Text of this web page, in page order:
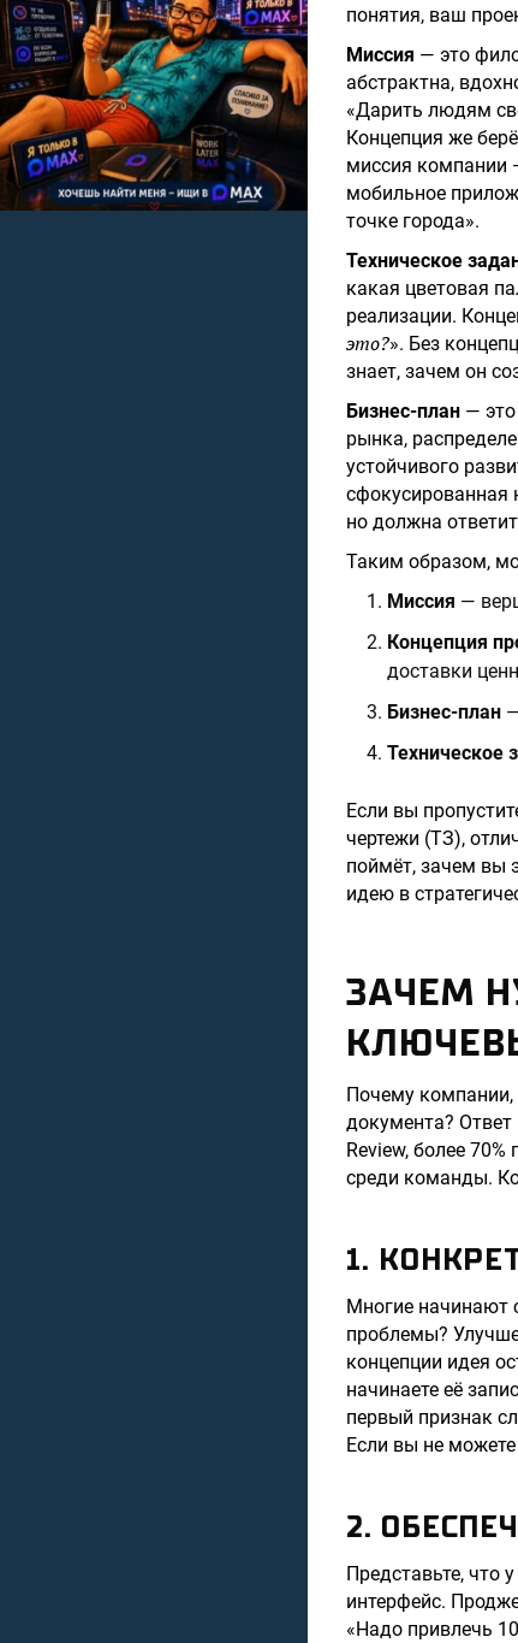
понятия, ваш
Миссия — это
абстрактна,
«Дарить людям
Концепция же
миссия компании
мобильное
точке города».
Техническое
какая цветовая
реализации.
это?». Без
знает, зачем он
Бизнес-план —
рынка,
устойчивого
сфокусированная
но должна
Таким образом,
Миссия —
Концепция
доставки
Бизнес-план
Техническое
Если вы
чертежи (ТЗ),
поймёт, зачем вы
идею в
ЗАЧЕМ
Почему компании,
документа? Ответ
Review, более
среди команды.
1.
Многие начинают
проблемы?
концепции идея
начинаете её
первый признак
Если вы не
2.
Представьте, что
интерфейс.
«Надо привлечь